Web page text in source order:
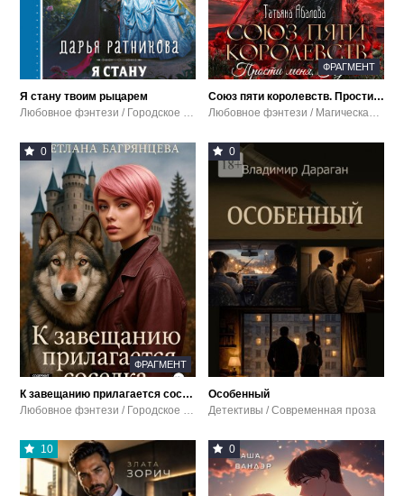
Я стану твоим рыцарем
Любовное фэнтези / Городское фэнтези
ФРАГМЕНТ
Союз пяти королевств. Прости меня, Луна
Любовное фэнтези / Магическая академия
0
ФРАГМЕНТ
К завещанию прилагается соседка
0
Особенный
Детективы / Современная проза
10 0